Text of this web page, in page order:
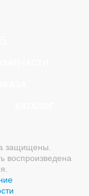
защищены.
воспроизведена